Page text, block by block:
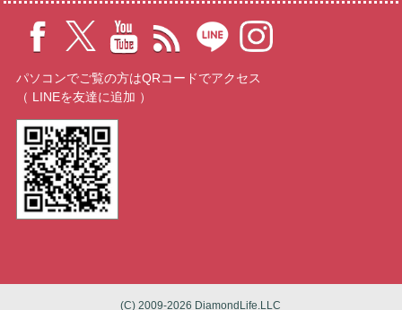
パソコンでご覧の方はQRコードでアクセス
（ LINEを友達に追加 ）
(C) 2009-2026 DiamondLife.LLC